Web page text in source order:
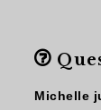
Michelle